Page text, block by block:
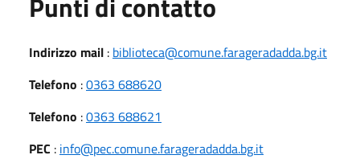
Indirizzo mail : biblioteca@comune.farageradadda.bg.it
Telefono :0363 688620
Telefono :0363 688621
PEC : info@pec.comune.farageradadda.bg.it